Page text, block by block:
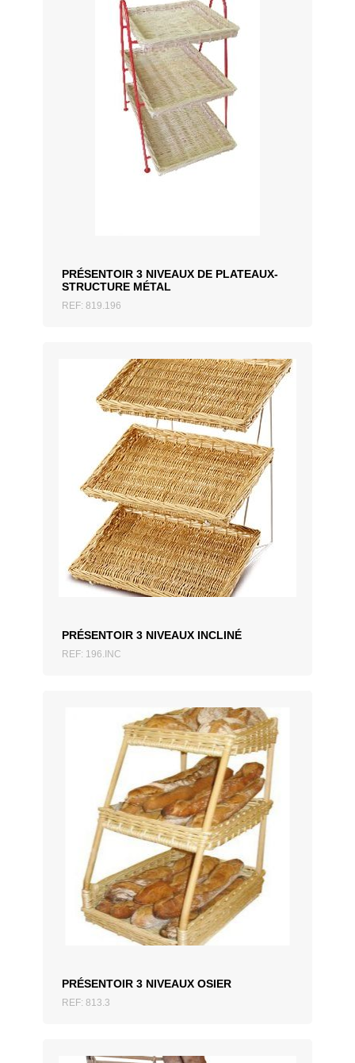
PRÉSENTOIR 3 NIVEAUX DE PLATEAUX-
STRUCTURE MÉTAL
REF: 819.196
AJOUTER AU DEVIS
PRÉSENTOIR 3 NIVEAUX INCLINÉ
REF: 196.INC
AJOUTER AU DEVIS
PRÉSENTOIR 3 NIVEAUX OSIER
REF: 813.3
AJOUTER AU DEVIS